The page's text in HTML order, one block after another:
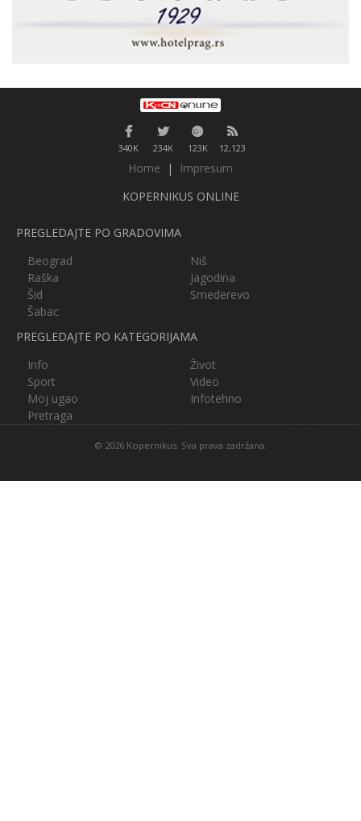
340K 234K 123K 12,123
Home |
Impresum
KOPERNIKUS ONLINE
PREGLEDAJTE PO GRADOVIMA
Beograd
Niš
Raška
Jagodina
Šid
Smederevo
Šabac
PREGLEDAJTE PO KATEGORIJAMA
Info
Život
Sport
Video
Moj ugao
Infotehno
Pretraga
© 2026 Kopernikus. Sva prava zadržana.